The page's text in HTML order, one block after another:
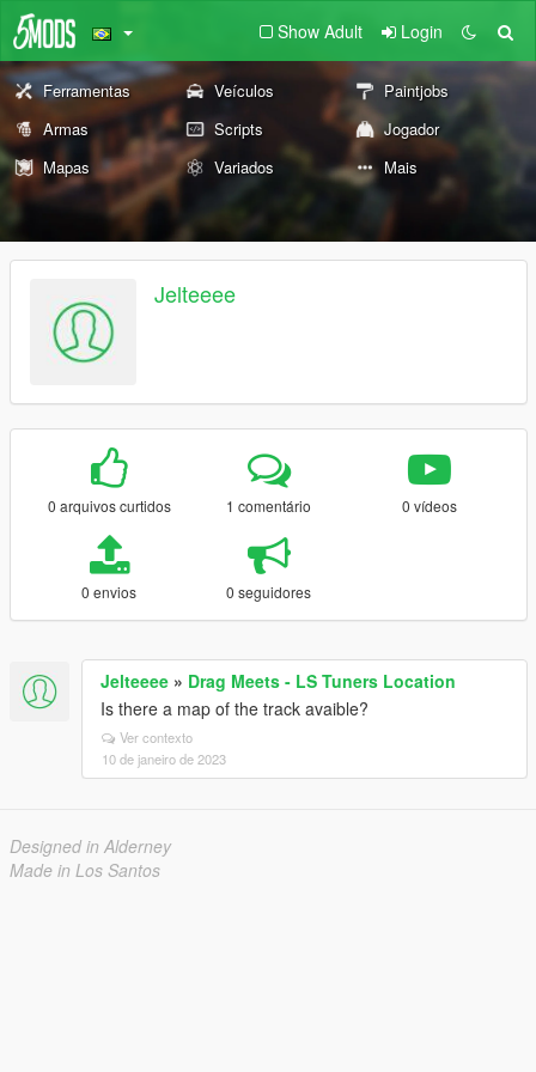
Show Adult Login
Ferramentas Veículos
Paintjobs
Armas
Scripts
Jogador
Mapas
Variados Mais
Jelteeee
0 arquivos curtidos 1 comentário 0 vídeos
0 envios 0 seguidores
Jelteeee » Drag Meets - LS Tuners Location
Is there a map of the track avaible?
Ver contexto
10 de janeiro de 2023
Designed in Alderney
Made in Los Santos